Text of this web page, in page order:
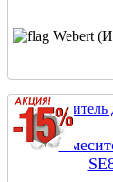
Webert